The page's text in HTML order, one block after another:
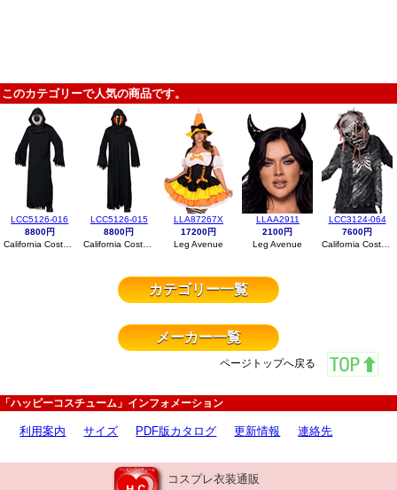
このカテゴリーで人気の商品です。
LCC5126-016
8800円
California Costumes
LCC5126-015
8800円
California Costumes
LLA87267X
17200円
Leg Avenue
LLAA2911
2100円
Leg Avenue
LCC3124-064
7600円
California Costumes
カテゴリー一覧
メーカー一覧
ページトップへ戻る
「ハッピーコスチューム」インフォメーション
利用案内 サイズ PDF版カタログ 更新情報 連絡先
コスプレ衣装通販